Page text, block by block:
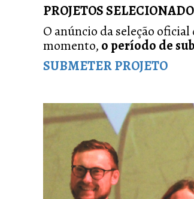
PROJETOS
O anúncio da seleção
momento, o período de
SUBMETER PROJETO
Previous